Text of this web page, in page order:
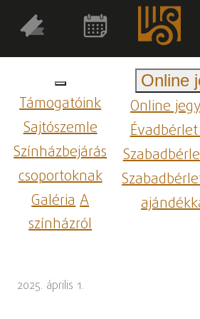
Támogatóink
Sajtószemle
Színházbejárás
csoportoknak
GalériaA
színházról
Online
Online
2025. április 1.